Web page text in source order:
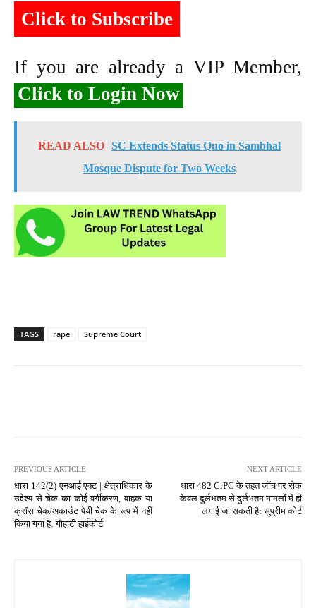
Click to Subscribe
If you are already a VIP Member,
Click to Login Now
READ ALSO SC Extends Status Quo in Sambhal
Mosque Dispute for Two Weeks
TAGS rape Supreme Court
PREVIOUS ARTICLE
धारा 142(2) एनआई एक्ट | क्षेत्राधिकार के
उद्देश्य से चेक का कोई वर्गीकरण, वाहक या
क्रॉस चेक/अकाउंट पेयी चेक के रूप में नहीं
किया गया है: गौहाटी हाईकोर्ट
NEXT ARTICLE
धारा 482 CrPC के तहत जाँच पर रोक
केवल दुर्लभतम से दुर्लभतम मामलों में ही
लगाई जा सकती है: सुप्रीम कोर्ट